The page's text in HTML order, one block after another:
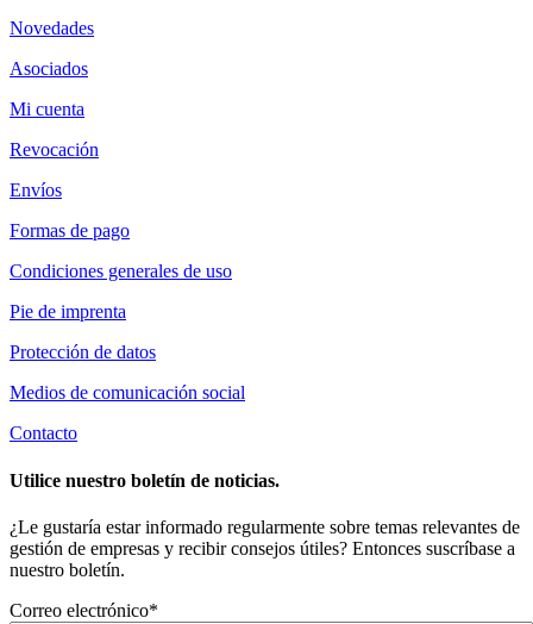
Novedades
Asociados
Mi cuenta
Revocación
Envíos
Formas de pago
Condiciones generales de uso
Pie de imprenta
Protección de datos
Medios de comunicación social
Contacto
Utilice nuestro boletín de noticias.
¿Le gustaría estar informado regularmente sobre temas relevantes de
gestión de empresas y recibir consejos útiles? Entonces suscríbase a
nuestro boletín.
Correo electrónico*